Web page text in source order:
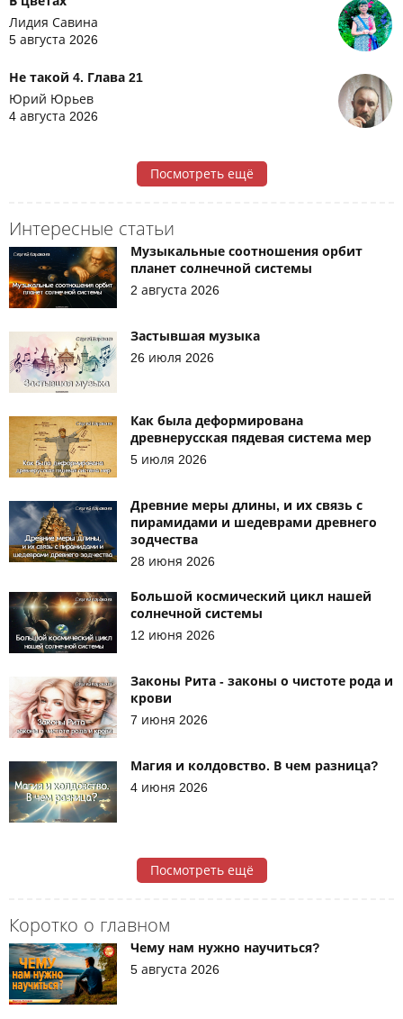
Лидия Савина
5 августа 2026
Не такой 4. Глава 21
Юрий Юрьев
4 августа 2026
Посмотреть ещё
Коротко о главном
Чему нам нужно научиться?
5 августа 2026
Интересные статьи
Музыкальные соотношения орбит
планет солнечной системы
2 августа 2026
Застывшая музыка
26 июля 2026
Как была деформирована
древнерусская пядевая система мер
5 июля 2026
Древние меры длины, и их связь с
пирамидами и шедеврами древнего
зодчества
28 июня 2026
Большой космический цикл нашей
солнечной системы
12 июня 2026
Законы Рита - законы о чистоте рода и
крови
7 июня 2026
Магия и колдовство. В чем разница?
4 июня 2026
Посмотреть ещё